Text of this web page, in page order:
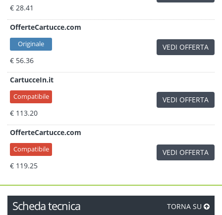
€ 28.41
OfferteCartucce.com
Originale
€ 56.36
VEDI OFFERTA
CartucceIn.it
Compatibile
€ 113.20
VEDI OFFERTA
OfferteCartucce.com
Compatibile
€ 119.25
VEDI OFFERTA
Scheda tecnica TORNA SU